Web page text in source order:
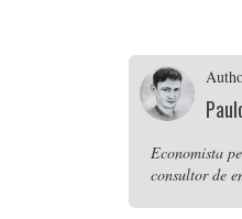
Economista
consultor de